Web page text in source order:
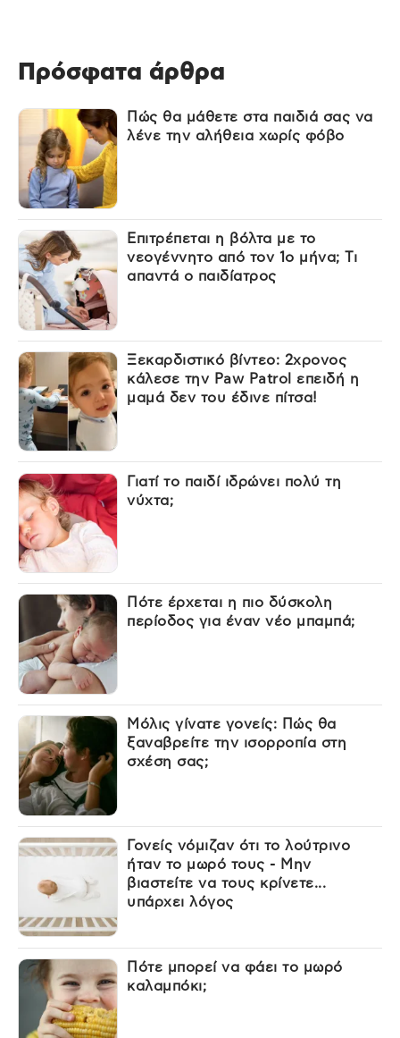
Πρόσφατα άρθρα
Πώς θα μάθετε στα παιδιά σας να
λένε την αλήθεια χωρίς φόβο
Επιτρέπεται η βόλτα με το
νεογέννητο από τον 1ο μήνα; Τι
απαντά ο παιδίατρος
Ξεκαρδιστικό βίντεο: 2χρονος
κάλεσε την Paw Patrol επειδή η
μαμά δεν του έδινε πίτσα!
Γιατί το παιδί ιδρώνει πολύ τη
νύχτα;
Πότε έρχεται η πιο δύσκολη
περίοδος για έναν νέο μπαμπά;
Μόλις γίνατε γονείς: Πώς θα
ξαναβρείτε την ισορροπία στη
σχέση σας;
Γονείς νόμιζαν ότι το λούτρινο
ήταν το μωρό τους - Μην
βιαστείτε να τους κρίνετε...
υπάρχει λόγος
Πότε μπορεί να φάει το μωρό
καλαμπόκι;